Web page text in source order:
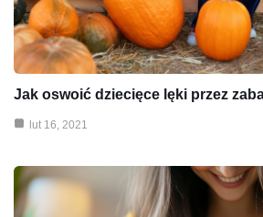
Jak oswoić dziecięce lęki przez
lut 16, 2021